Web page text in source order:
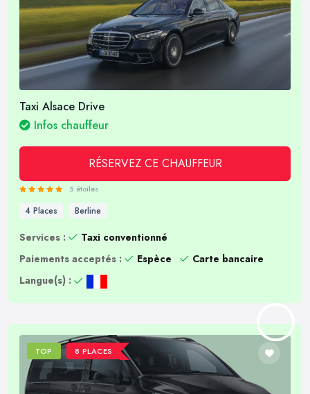
Taxi Alsace Drive
Infos chauffeur
RÉSERVEZ CE CHAUFFEUR
5 étoiles
4 Places Berline
Services :
Taxi conventionné
Paiements acceptés :
Espèce
Carte bancaire
Langue(s) :
TOP 8 PLACES